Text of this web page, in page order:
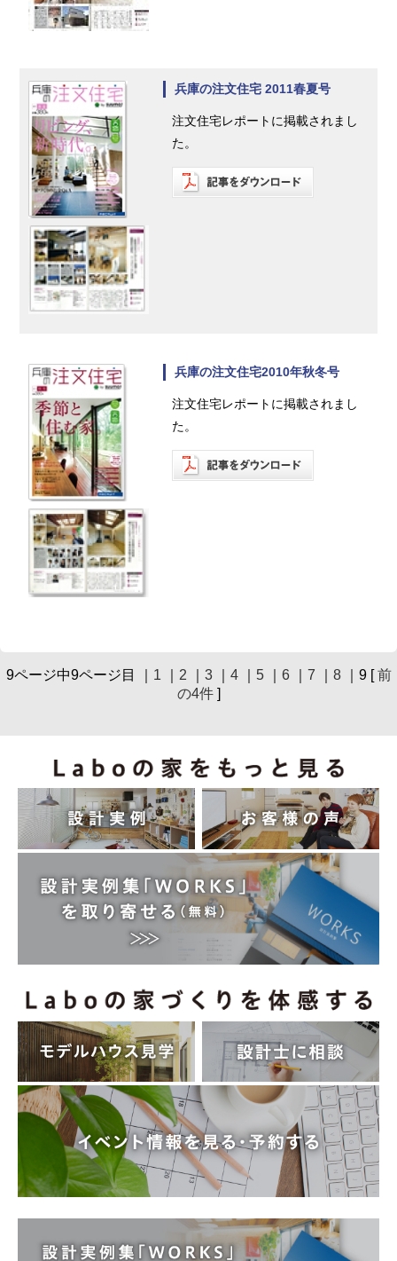
兵庫の注文住宅 2011春夏号
注文住宅レポートに掲載されまし
た。
兵庫の注文住宅2010年秋冬号
注文住宅レポートに掲載されまし
た。
9ページ中9ページ目 ｜ 1 2 3｜ 4｜ 5｜ 6｜ 7 8｜9 [前
の4件]